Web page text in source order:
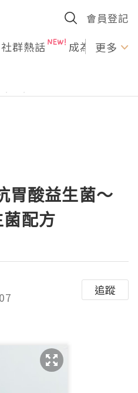
會員登記
社群熱話 成為U更多
胃酸益生菌～
配方
追蹤